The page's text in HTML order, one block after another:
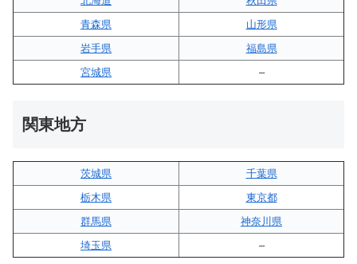
青森県
山形県
岩手県
福島県
宮城県
–
関東地方
茨城県
千葉県
栃木県
東京都
群馬県
神奈川県
埼玉県
–